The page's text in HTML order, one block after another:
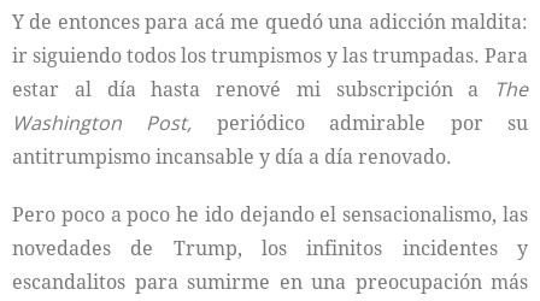
Y de entonces para acá me quedó una adicción maldita:
ir siguiendo todos los trumpismos y las trumpadas. Para
estar al día hasta renové mi subscripción a
The
Washington Post, periódico admirable por su
antitrumpismo incansable y día a día renovado.
Pero poco a poco he ido dejando el sensacionalismo, las
novedades de Trump, los infinitos incidentes y
escandalitos para sumirme en una preocupación más